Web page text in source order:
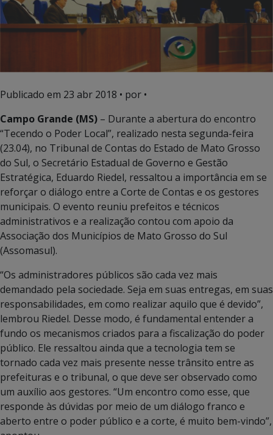
Publicado em 23 abr 2018 • por •
Campo Grande (MS) – Durante a abertura do encontro
“Tecendo o Poder Local”, realizado nesta segunda-feira
(23.04), no Tribunal de Contas do Estado de Mato Grosso
do Sul, o Secretário Estadual de Governo e Gestão
Estratégica, Eduardo Riedel, ressaltou a importância em se
reforçar o diálogo entre a Corte de Contas e os gestores
municipais. O evento reuniu prefeitos e técnicos
administrativos e a realização contou com apoio da
Associação dos Municípios de Mato Grosso do Sul
(Assomasul).
“Os administradores públicos são cada vez mais
demandado pela sociedade. Seja em suas entregas, em suas
responsabilidades, em como realizar aquilo que é devido”,
lembrou Riedel. Desse modo, é fundamental entender a
fundo os mecanismos criados para a fiscalização do poder
público. Ele ressaltou ainda que a tecnologia tem se
tornado cada vez mais presente nesse trânsito entre as
prefeituras e o tribunal, o que deve ser observado como
um auxílio aos gestores. “Um encontro como esse, que
responde às dúvidas por meio de um diálogo franco e
aberto entre o poder público e a corte, é muito bem-vindo”,